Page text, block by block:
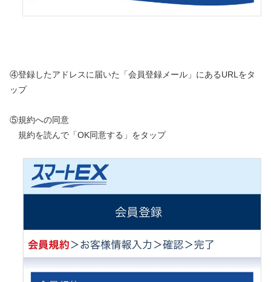
④登録したアドレスに届いた「会員登録メール」にあるURLをタ
ップ
⑤規約への同意
規約を読んで「OK同意する」をタップ